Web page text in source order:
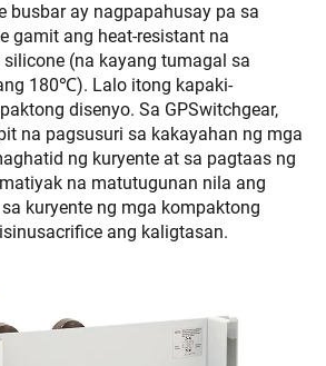
busbar ay nagpapahusay pa sa
gamit ang heat-resistant na
(na kayang tumagal sa
180℃). Lalo itong kapaki-
disenyo. Sa GPSwitchgear,
na pagsusuri sa kakayahan ng mga
ng kuryente at sa pagtaas ng
na matutugunan nila ang
kuryente ng mga kompaktong
ang kaligtasan.